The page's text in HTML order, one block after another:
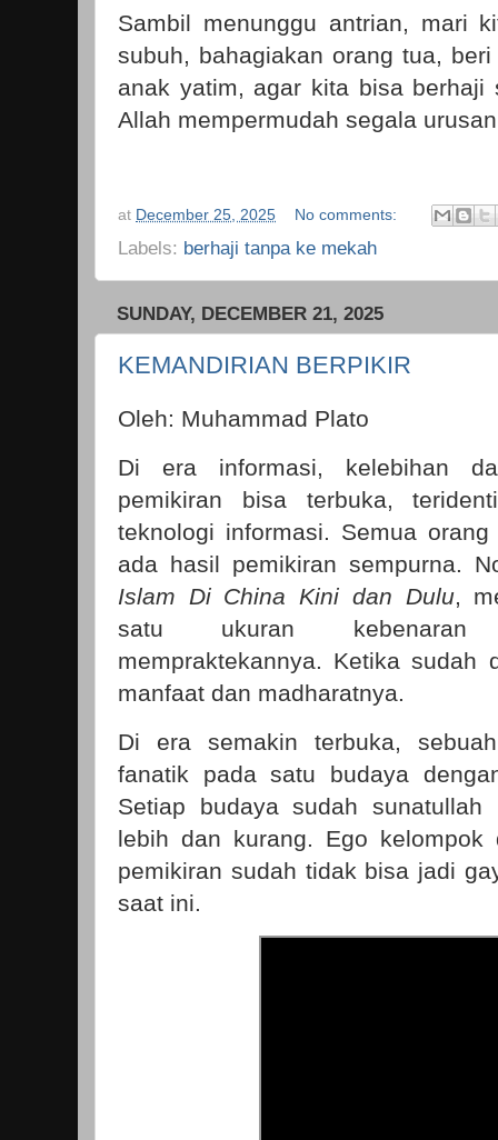
Sambil menunggu antrian, mari
subuh, bahagiakan orang tua,
anak yatim, agar kita bisa berhaji
Allah mempermudah segala
at December 25, 2025 No comments:
Labels: berhaji tanpa ke mekah
SUNDAY, DECEMBER 21, 2025
KEMANDIRIAN BERPIKIR
Oleh: Muhammad Plato
Di era informasi, kelebihan
pemikiran bisa terbuka,
teknologi informasi. Semua
ada hasil pemikiran sempurna.
Islam Di China Kini dan Dulu,
satu ukuran kebenaran
mempraktekannya. Ketika sudah
manfaat dan madharatnya.
Di era semakin terbuka,
fanatik pada satu budaya
Setiap budaya sudah
lebih dan kurang. Ego kelompok
pemikiran sudah tidak bisa jadi
saat ini.